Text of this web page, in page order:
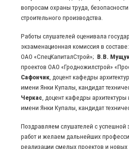
вопросам охраны труда,
строительного производства.
Работы слушателей оценивала
экзаменационная комиссия в составе:
ОАО «СпецКапиталСтрой»; В.В.
проектов ОАО «Гродножилстрой»
Сафончик, доцент кафедры
имени Янки Купалы, кандидат
Черкас , доцент кафедры архитектуры
имени Янки Купалы, кандидат
Поздравляем слушателей с
работ и желаем дальнейших
реализации смелых проектов и новых